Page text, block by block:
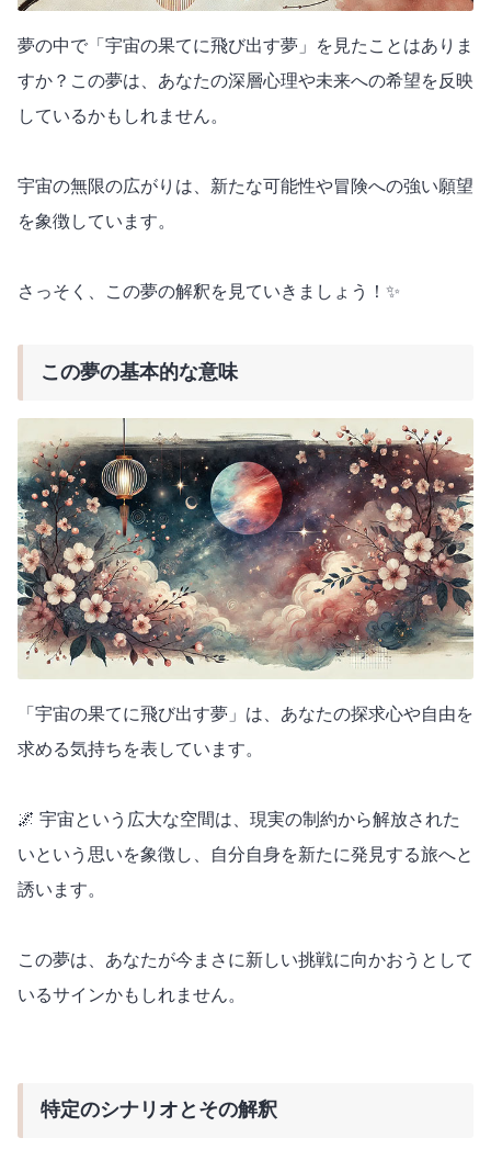
夢の中で「宇宙の果てに飛び出す夢」を見たことはありま
すか？この夢は、あなたの深層心理や未来への希望を反映
しているかもしれません。
宇宙の無限の広がりは、新たな可能性や冒険への強い願望
を象徴しています。
さっそく、この夢の解釈を見ていきましょう！✨
この夢の基本的な意味
「宇宙の果てに飛び出す夢」は、あなたの探求心や自由を
求める気持ちを表しています。
🌌 宇宙という広大な空間は、現実の制約から解放された
いという思いを象徴し、自分自身を新たに発見する旅へと
誘います。
この夢は、あなたが今まさに新しい挑戦に向かおうとして
いるサインかもしれません。
特定のシナリオとその解釈